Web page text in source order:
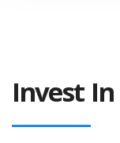
Invest In